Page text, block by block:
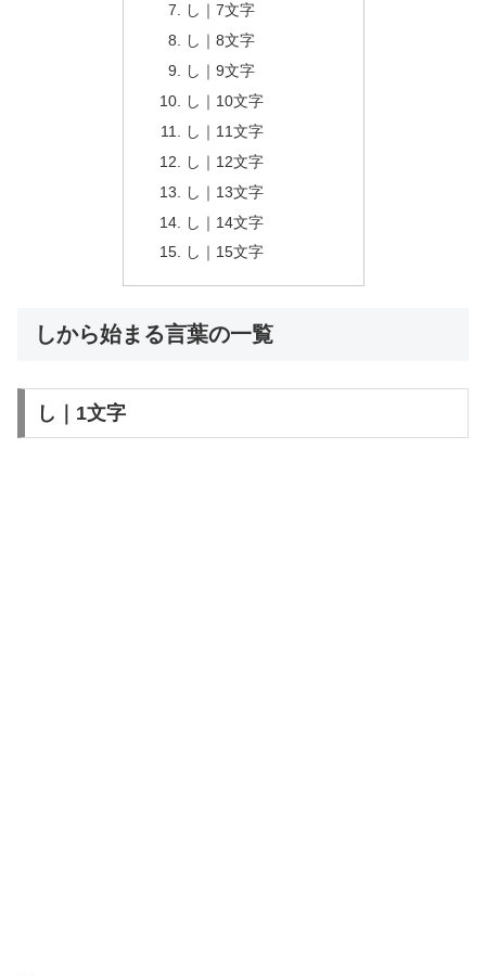
し｜7文字
し｜8文字
し｜9文字
し｜10文字
し｜11文字
し｜12文字
し｜13文字
し｜14文字
し｜15文字
しから始まる言葉の一覧
し｜1文字